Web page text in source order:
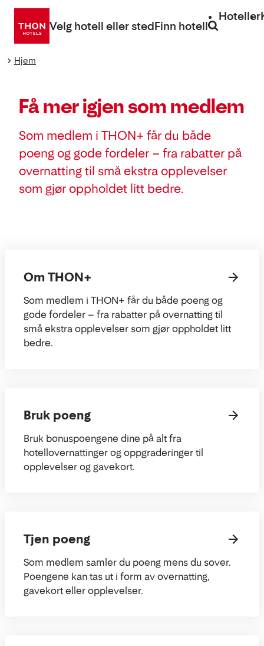
Gå
direkte
Velg hotell eller stedFinn hotell
Hoteller
Hjem
Få mer igjen som medlem
Som medlem i THON+ får du både
poeng og gode fordeler – fra rabatter på
overnatting til små ekstra opplevelser
som gjør oppholdet litt bedre.
Om THON+
Som medlem i THON+ får du både poeng og
gode fordeler – fra rabatter på overnatting til
små ekstra opplevelser som gjør oppholdet litt
bedre.
Bruk poeng
Bruk bonuspoengene dine på alt fra
hotellovernattinger og oppgraderinger til
opplevelser og gavekort.
Tjen poeng
Som medlem samler du poeng mens du sover.
Poengene kan tas ut i form av overnatting,
gavekort eller opplevelser.